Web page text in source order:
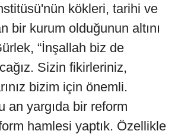
kökleri, tarihi ve
bir kurum olduğunun altını
“İnşallah biz de
Sizin fikirleriniz,
bizim için önemli.
an yargıda bir reform
hamlesi yaptık. Özellikle